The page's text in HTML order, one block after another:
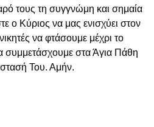
τους τη συγγνώμη και σημαία
ο Κύριος να μας ενισχύει στον
να φτάσουμε μέχρι το
συμμετάσχουμε στα Άγια Πάθη
Του. Αμήν.